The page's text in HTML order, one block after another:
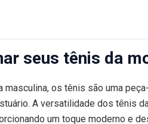
seus tênis da
masculina, os tênis são uma
A versatilidade dos tênis
um toque moderno e